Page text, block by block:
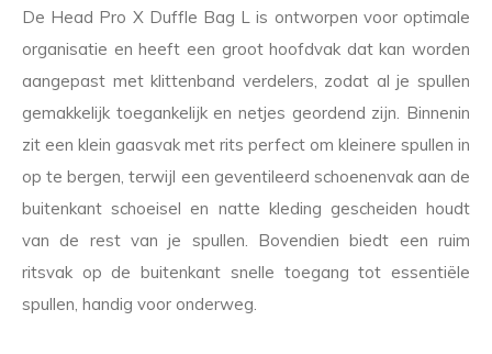
De Head Pro X Duffle Bag L is ontworpen voor optimale
organisatie en heeft een groot hoofdvak dat kan worden
aangepast met klittenband verdelers, zodat al je spullen
gemakkelijk toegankelijk en netjes geordend zijn. Binnenin
zit een klein gaasvak met rits perfect om kleinere spullen in
op te bergen, terwijl een geventileerd schoenenvak aan de
buitenkant schoeisel en natte kleding gescheiden houdt
van de rest van je spullen. Bovendien biedt een ruim
ritsvak op de buitenkant snelle toegang tot essentiële
spullen, handig voor onderweg.